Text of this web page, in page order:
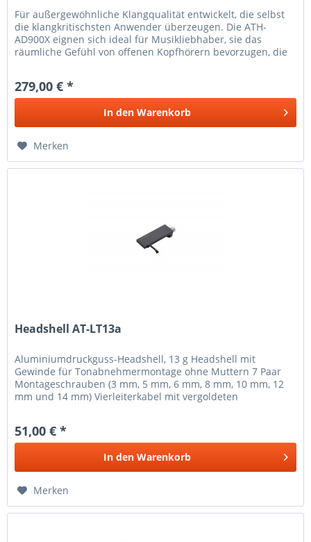
Für außergewöhnliche Klangqualität entwickelt, die selbst
die klangkritischsten Anwender überzeugen. Die ATH-
AD900X eignen sich ideal für Musikliebhaber, sie das
räumliche Gefühl von offenen Kopfhörern bevorzugen, die
279,00 € *
In den Warenkorb
Merken
Headshell AT-LT13a
Aluminiumdruckguss-Headshell, 13 g Headshell mit
Gewinde für Tonabnehmermontage ohne Muttern 7 Paar
Montageschrauben (3 mm, 5 mm, 6 mm, 8 mm, 10 mm, 12
mm und 14 mm) Vierleiterkabel mit vergoldeten
51,00 € *
In den Warenkorb
Merken